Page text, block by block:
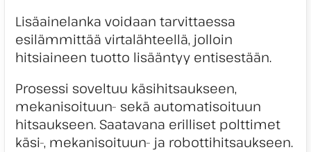
Lisäainelanka voidaan tarvittaessa
esilämmittää virtalähteellä, jolloin
hitsiaineen tuotto lisääntyy entisestään.
Prosessi soveltuu käsihitsaukseen,
mekanisoituun- sekä automatisoituun
hitsaukseen. Saatavana erilliset polttimet
käsi-, mekanisoituun- ja robottihitsaukseen.